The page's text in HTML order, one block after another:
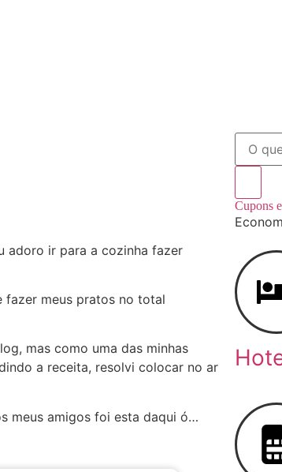
adoro ir para a cozinha fazer
fazer meus pratos no total
mas como uma das minhas
a receita, resolvi colocar no ar
meus amigos foi esta daqui ó…
Cupons